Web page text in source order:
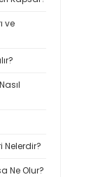
ve
Nelerdir?
Ne Olur?